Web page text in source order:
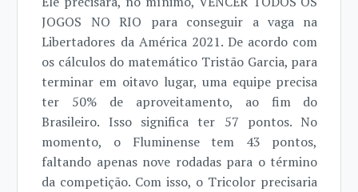
JOGOS NO RIO para conseguir a vaga na
Libertadores da América 2021. De acordo com
os cálculos do matemático Tristão Garcia, para
terminar em oitavo lugar, uma equipe precisa
ter 50% de aproveitamento, ao fim do
Brasileiro. Isso significa ter 57 pontos. No
momento, o Fluminense tem 43 pontos,
faltando apenas nove rodadas para o término
da competição. Com isso, o Tricolor precisaria